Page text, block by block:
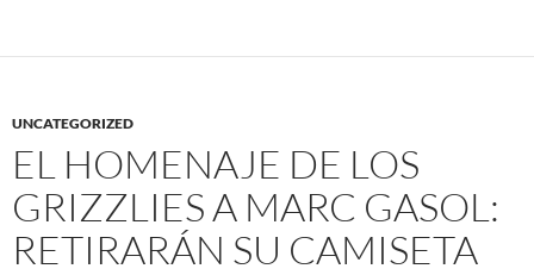
UNCATEGORIZED
EL HOMENAJE DE LOS
GRIZZLIES A MARC GASOL:
RETIRARÁN SU CAMISETA